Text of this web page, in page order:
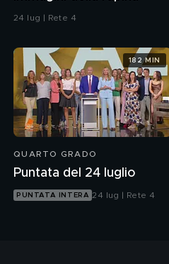
24 lug | Rete 4
QUARTO GRADO
Puntata del 24 luglio
PUNTATA INTERA 24 lug | Rete 4
182 MIN